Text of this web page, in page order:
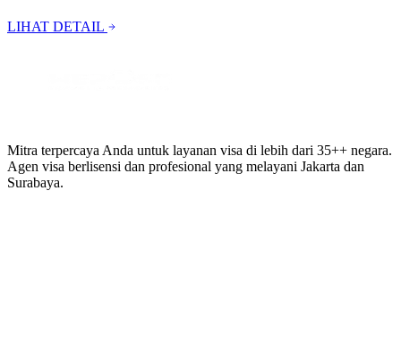
LIHAT DETAIL
Mitra terpercaya Anda untuk layanan visa di lebih dari 35++ negara.
Agen visa berlisensi dan profesional yang melayani Jakarta dan
Surabaya.